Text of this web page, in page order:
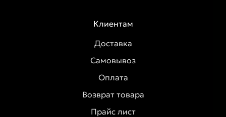
Клиентам
Доставка
Самовывоз
Оплата
Возврат товара
Прайс лист